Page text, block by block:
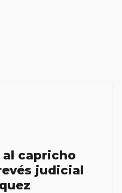
al capricho
judicial